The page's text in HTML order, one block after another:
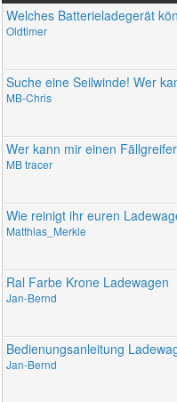
Welches Batterieladegerät
Oldtimer
Suche eine Seilwinde! Wer
MB-Chris
Wer kann mir einen
MB tracer
Wie reinigt ihr euren
Matthias_Merkle
Ral Farbe Krone Ladewagen
Jan-Bernd
Bedienungsanleitung
Jan-Bernd